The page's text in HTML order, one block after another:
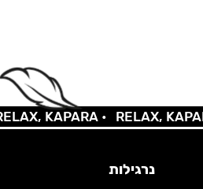
KAPARA • RELAX,
נרגילות